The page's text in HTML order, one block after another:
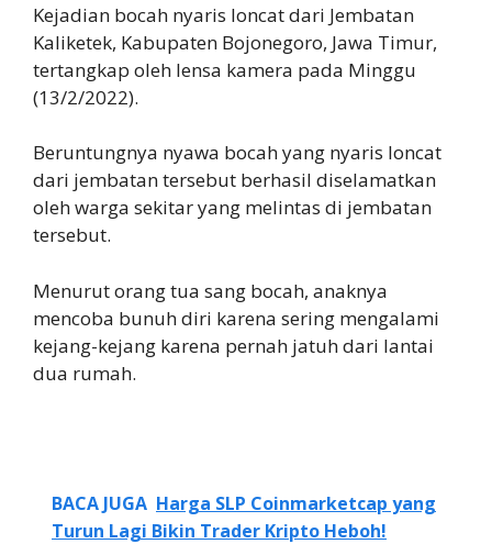
Kejadian bocah nyaris loncat dari Jembatan
Kaliketek, Kabupaten Bojonegoro, Jawa Timur,
tertangkap oleh lensa kamera pada Minggu
(13/2/2022).
Beruntungnya nyawa bocah yang nyaris loncat
dari jembatan tersebut berhasil diselamatkan
oleh warga sekitar yang melintas di jembatan
tersebut.
Menurut orang tua sang bocah, anaknya
mencoba bunuh diri karena sering mengalami
kejang-kejang karena pernah jatuh dari lantai
dua rumah.
BACA JUGA Harga SLP Coinmarketcap yang
Turun Lagi Bikin Trader Kripto Heboh!